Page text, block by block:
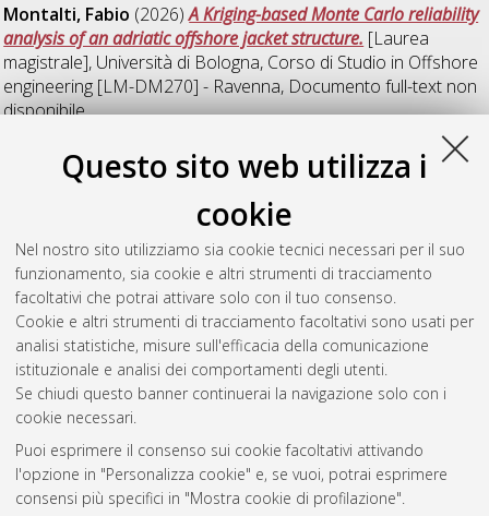
Questo sito web utilizza i
cookie
Nel nostro sito utilizziamo sia cookie tecnici necessari per il suo
funzionamento, sia cookie e altri strumenti di tracciamento
facoltativi che potrai attivare solo con il tuo consenso.
Cookie e altri strumenti di tracciamento facoltativi sono usati per
analisi statistiche, misure sull'efficacia della comunicazione
istituzionale e analisi dei comportamenti degli utenti.
Se chiudi questo banner continuerai la navigazione solo con i
cookie necessari.
Puoi esprimere il consenso sui cookie facoltativi attivando
l'opzione in "Personalizza cookie" e, se vuoi, potrai esprimere
consensi più specifici in "Mostra cookie di profilazione".
Montalti, Fabio (2026)A Kriging-based Monte Carlo reliability
analysis of an adriatic offshore jacket structure. [Laurea
magistrale], Università di Bologna, Corso di Studio in Offshore
engineering [LM-DM270] - Ravenna, Documento full-text non
disponibile
Subsea Pipeline and its Mitigation by Inhibitor.[Laurea
magistrale], Università di Bologna, Corso di Studio inOffshore
engineering [LM-DM270] - Ravenna , Documento full-text non
disponibile
Questa lista e' stata generata ilFri Aug 7 20:39:50 2026 CEST
Atom
Rss 1.0